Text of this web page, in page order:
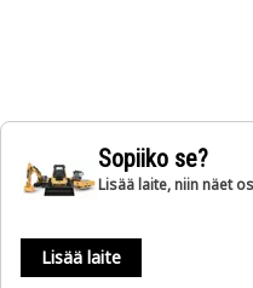
Sopiiko se?
Lisää laite, niin näet
Lisää laite